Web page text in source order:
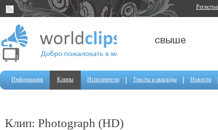
Информация Клипы Исполнители Тексты и аккорды Новости
Клип: Photograph (HD)